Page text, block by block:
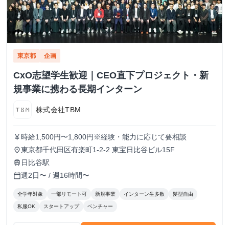
東京都 企画
CxO志望学生歓迎｜CEO直下プロジェクト・新
規事業に携わる長期インターン
株式会社TBM
currency_yen 時給1,500円〜1,800円※経験・能力に応じて要相談
place東京都千代田区有楽町1-2-2 東宝日比谷ビル15F
train 日比谷駅
calendar_today週2日〜 / 週16時間〜
全学年対象 一部リモート可 新規事業 インターン生多数 髪型自由
私服OK スタートアップ ベンチャー